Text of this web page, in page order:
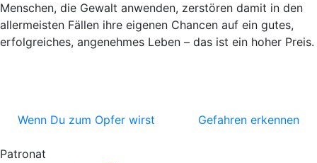
Menschen, die Gewalt anwenden, zerstören damit in den
allermeisten Fällen ihre eigenen Chancen auf ein gutes,
erfolgreiches, angenehmes Leben – das ist ein hoher Preis.
Wenn Du zum Opfer wirst Gefahren erkennen
Patronat